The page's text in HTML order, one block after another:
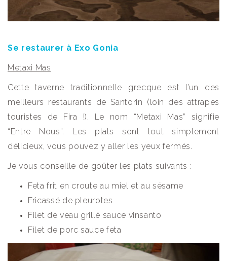
Se restaurer à Exo Gonia
Metaxi Mas
Cette taverne traditionnelle grecque est l’un des
meilleurs restaurants de Santorin (loin des attrapes
touristes de Fira !). Le nom “Metaxi Mas” signifie
“Entre Nous”. Les plats sont tout simplement
délicieux, vous pouvez y aller les yeux fermés.
Je vous conseille de goûter les plats suivants :
Feta frit en croute au miel et au sésame
Fricassé de pleurotes
Filet de veau grillé sauce vinsanto
Filet de porc sauce feta